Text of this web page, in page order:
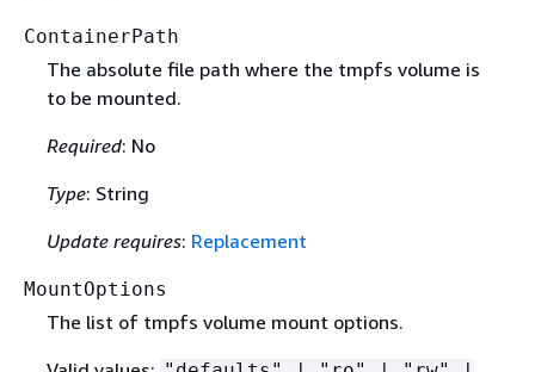
ContainerPath
The absolute file path where the tmpfs volume is
to be mounted.
Required: No
Type: String
Update requires: Replacement
MountOptions
The list of tmpfs volume mount options.